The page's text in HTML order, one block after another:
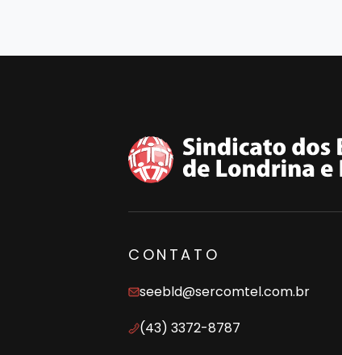
CONTATO
seebld@sercomtel.com.br
(43) 3372-8787